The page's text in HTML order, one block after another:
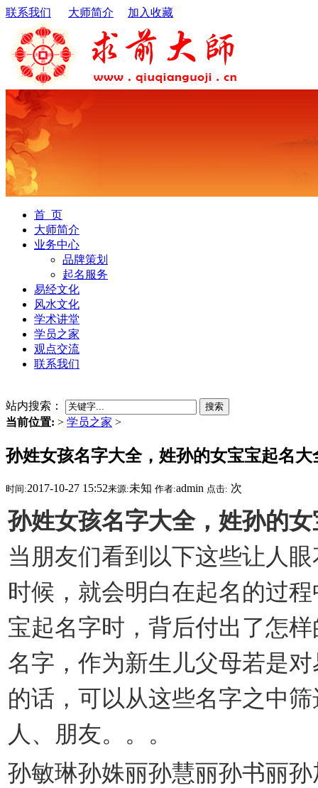
联系我们 大师简介 加入收藏
首 页
大师简介
业务中心
品牌策划
起名服务
易经文化
风水文化
学术讲堂
学员之家
观点交流
联系我们
站内搜索： 搜索
当前位置: > 学员之家 >
孙姓女孩名字大全，姓孙的女宝宝起名大
时间:2017-10-27 15:52来源:未知 作者:admin 点击: 次
孙姓女孩名字大全，姓孙的
当朋友们看到以下这些让人
时候，就会明白在起名的过
宝起名字时，背后付出了怎
名字，作为新生儿父母若是
的话，可以从这些名字之中
人、朋友。。。
孙敏琳孙姝丽孙慧丽孙书丽